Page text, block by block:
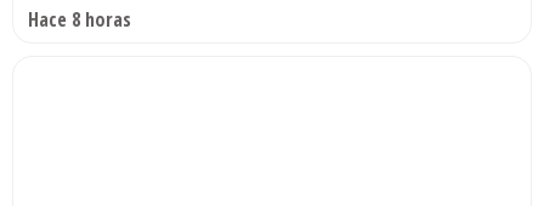
Hace 8 horas